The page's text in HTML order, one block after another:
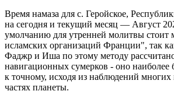
Время намаза для с. Геройское,
на сегодня и текущий месяц — Август
умолчанию для утренней молитвы стоит
исламских организаций Франции", так
Фаджр и Иша по этому методу
навигационных сумерков - оно наиболее
к точному, исходя из наблюдений
частях планеты.